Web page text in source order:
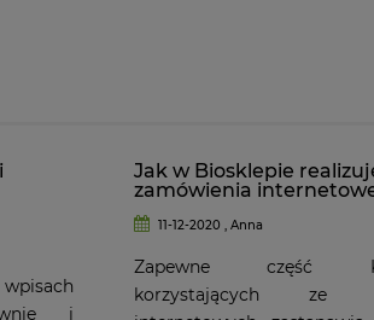
i
Jak w Biosklepie
zamówienia
11-12-2020 , Anna
Zapewne część
korzystających ze